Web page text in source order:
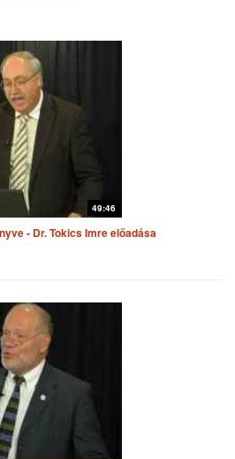
49:46
- Dr. Tokics Imre előadása